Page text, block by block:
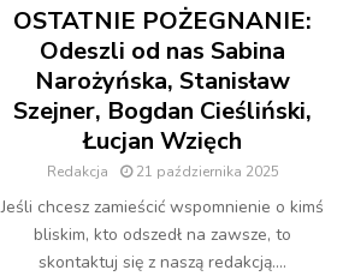
OSTATNIE POŻEGNANIE:
Odeszli od nas Sabina
Narożyńska, Stanisław
Szejner, Bogdan Cieśliński,
Łucjan Wzięch
Redakcja 21 października 2025
Jeśli chcesz zamieścić wspomnienie o kimś
bliskim, kto odszedł na zawsze, to
skontaktuj się z naszą redakcją....